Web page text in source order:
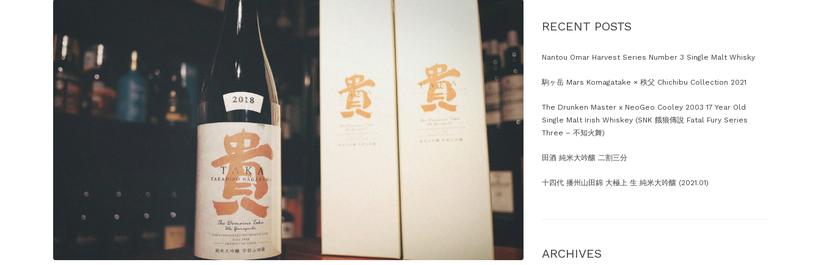
RECENT POSTS
Nantou Omar Harvest Series Number 3 Single Malt Whisky
駒ヶ岳 Mars Komagatake × 秩父 Chichibu Collection 2021
The Drunken Master x NeoGeo Cooley 2003 17 Year Old
Single Malt Irish Whiskey (SNK 餓狼傳說 Fatal Fury Series
Three – 不知火舞)
田酒 純米大吟釀 二割三分
十四代 播州山田錦 大極上 生 純米大吟釀 (2021.01)
ARCHIVES